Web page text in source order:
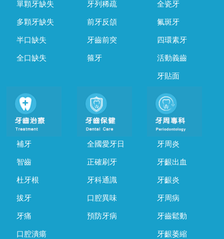
單顆牙缺失
多顆牙缺失
半口缺失
全口缺失
牙列稀疏
前牙反頜
牙齒前突
箍牙
全瓷牙
氟斑牙
四環素牙
活動義齒
牙貼面
補牙
智齒
杜牙根
拔牙
牙痛
口腔潰瘍
全國愛牙日
正確刷牙
牙科通識
口腔異味
預防牙病
牙周炎
牙齦出血
牙齦炎
牙周病
牙齒鬆動
牙齦萎縮